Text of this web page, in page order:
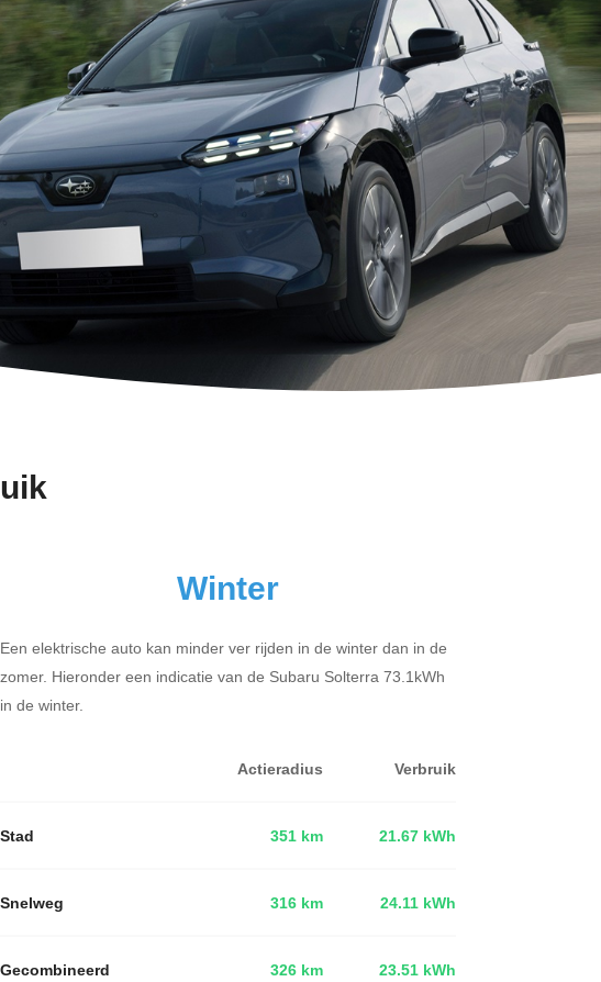
Winter
Een elektrische auto kan minder ver rijden in de winter dan in de
zomer. Hieronder een indicatie van de Subaru Solterra 73.1kWh
in de winter.
Actieradius Verbruik
Stad 351 km 21.67 kWh
Snelweg 316 km 24.11 kWh
Gecombineerd 326 km 23.51 kWh